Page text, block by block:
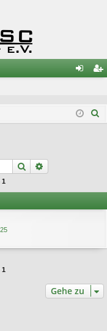
el rie
Suche
1
1
Gehe zu